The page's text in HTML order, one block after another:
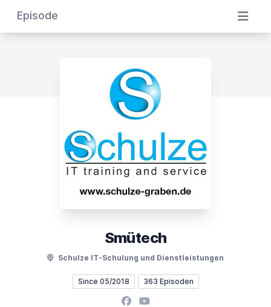
Episode
Smütech
Schulze IT-Schulung und Dienstleistungen
Since 05/2018 363 Episoden
Facebook
YouTube